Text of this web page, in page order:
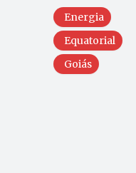
Energia
Equatorial
Goiás